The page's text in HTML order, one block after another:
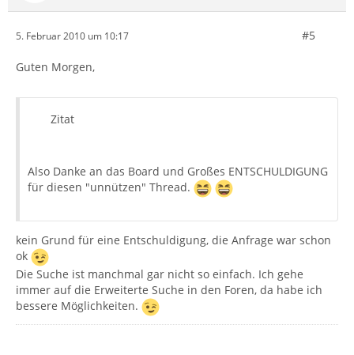
5. Februar 2010 um 10:17 #5
Guten Morgen,
Zitat
Also Danke an das Board und Großes ENTSCHULDIGUNG
für diesen "unnützen" Thread.
kein Grund für eine Entschuldigung, die Anfrage war schon
ok
Die Suche ist manchmal gar nicht so einfach. Ich gehe
immer auf die Erweiterte Suche in den Foren, da habe ich
bessere Möglichkeiten.